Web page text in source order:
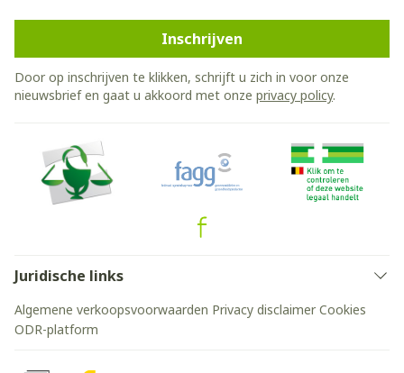
Inschrijven
Door op inschrijven te klikken, schrijft u zich in voor onze
nieuwsbrief en gaat u akkoord met onze privacy policy.
Juridische links
Algemene verkoopsvoorwaarden Privacy disclaimer Cookies
ODR-platform